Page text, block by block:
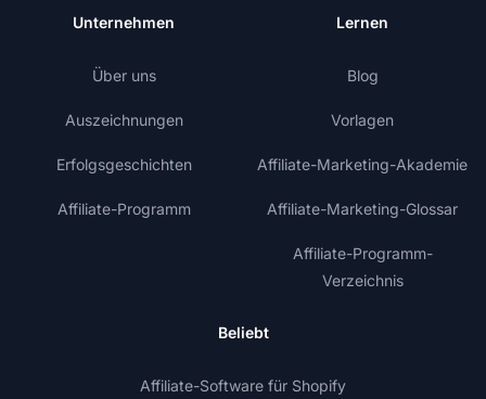
Unternehmen
Über uns
Auszeichnungen
Erfolgsgeschichten
Affiliate-Programm
Lernen
Blog
Vorlagen
Affiliate-Marketing-Akademie
Affiliate-Marketing-Glossar
Affiliate-Programm-
Verzeichnis
Beliebt
Affiliate-Software für Shopify